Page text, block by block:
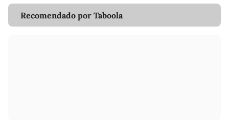
Recomendado por Taboola